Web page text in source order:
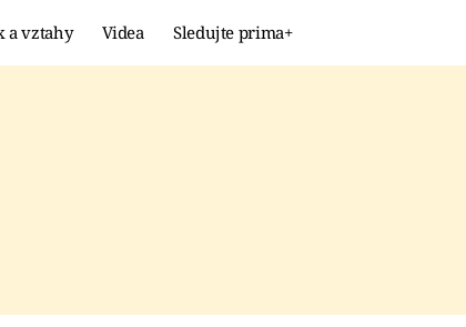
a vztahy Videa Sledujte prima+